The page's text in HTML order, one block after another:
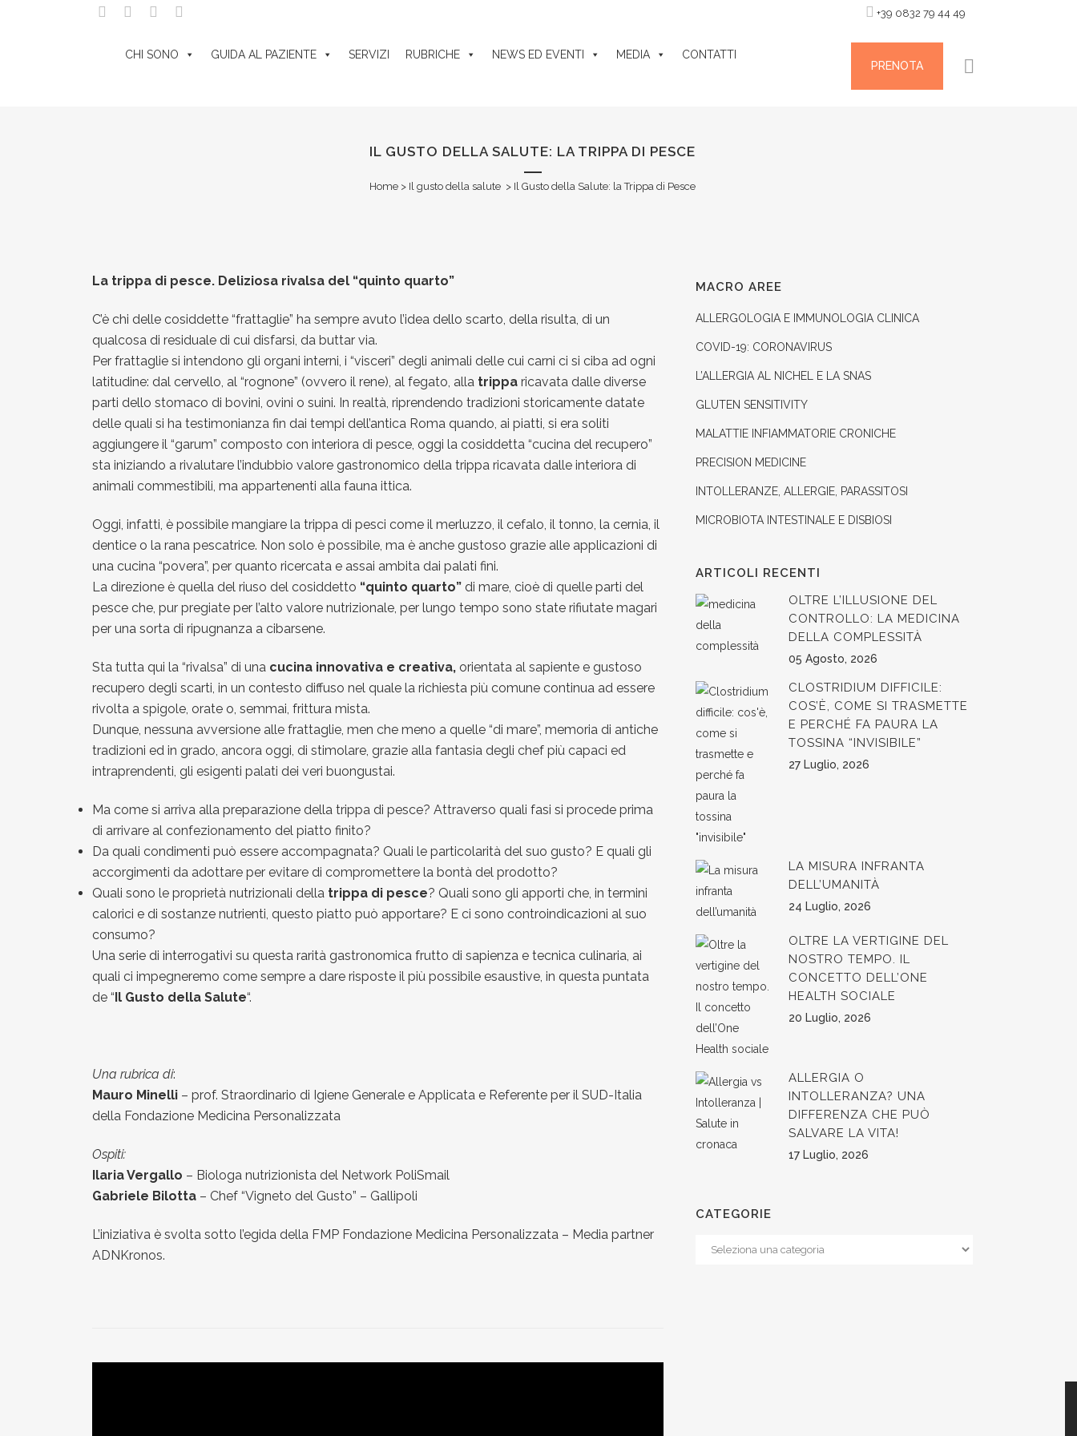
+39 0832 79 44 49
PRENOTA
CHI SONO GUIDA AL PAZIENTE SERVIZI RUBRICHE NEWS ED EVENTI MEDIA CONTATTI
IL GUSTO DELLA SALUTE: LA TRIPPA DI PESCE
Home > Il gusto della salute > Il Gusto della Salute: la Trippa di Pesce
Posted at 13:07hinIl gusto della salute ,in evidenza byadmin
La trippa di pesce. Deliziosa rivalsa del “quinto quarto”
C’è chi delle cosiddette “frattaglie” ha sempre avuto l’idea dello scarto, della risulta, di un
qualcosa di residuale di cui disfarsi, da buttar via.
Per frattaglie si intendono gli organi interni, i “visceri” degli animali delle cui carni ci si ciba ad ogni
latitudine: dal cervello, al “rognone” (ovvero il rene), al fegato, allatripparicavata dalle diverse
parti dello stomaco di bovini, ovini o suini. In realtà, riprendendo tradizioni storicamente datate
delle quali si ha testimonianza fin dai tempi dell’antica Roma quando, ai piatti, si era soliti
aggiungere il “garum” composto con interiora di pesce, oggi la cosiddetta “cucina del recupero”
sta iniziando a rivalutare l’indubbio valore gastronomico della trippa ricavata dalle interiora di
animali commestibili, ma appartenenti alla fauna ittica.
Oggi, infatti, è possibile mangiare la trippa di pesci come il merluzzo, il cefalo, il tonno, la cernia, il
dentice o la rana pescatrice. Non solo è possibile, ma è anche gustoso grazie alle applicazioni di
una cucina “povera”, per quanto ricercata e assai ambita dai palati fini.
La direzione è quella del riuso del cosiddetto “quinto quarto”di mare, cioè di quelle parti del
pesce che, pur pregiate per l’alto valore nutrizionale, per lungo tempo sono state rifiutate magari
per una sorta di ripugnanza a cibarsene.
Sta tutta qui la “rivalsa” di una cucina innovativa e creativa,orientata al sapiente e gustoso
recupero degli scarti, in un contesto diffuso nel quale la richiesta più comune continua ad essere
rivolta a spigole, orate o, semmai, frittura mista.
Dunque, nessuna avversione alle frattaglie, men che meno a quelle “di mare”, memoria di antiche
tradizioni ed in grado, ancora oggi, di stimolare, grazie alla fantasia degli chef più capaci ed
intraprendenti, gli esigenti palati dei veri buongustai.
Ma come si arriva alla preparazione della trippa di pesce? Attraverso quali fasi si procede prima
di arrivare al confezionamento del piatto finito?
Da quali condimenti può essere accompagnata? Quali le particolarità del suo gusto? E quali gli
accorgimenti da adottare per evitare di compromettere la bontà del prodotto?
Quali sono le proprietà nutrizionali dellatrippa di pesce? Quali sono gli apporti che, in termini
calorici e di sostanze nutrienti, questo piatto può apportare? E ci sono controindicazioni al suo
consumo?
Una serie di interrogativi su questa rarità gastronomica frutto di sapienza e tecnica culinaria, ai
quali ci impegneremo come sempre a dare risposte il più possibile esaustive, in questa puntata
de “Il Gusto della Salute“.
Una rubrica di:
Mauro Minelli– prof. Straordinario di Igiene Generale e Applicata e Referente per il SUD-Italia
della Fondazione Medicina Personalizzata
Ospiti:
Ilaria Vergallo – Biologa nutrizionista del Network PoliSmail
Gabriele Bilotta– Chef “Vigneto del Gusto” – Gallipoli
L’iniziativa è svolta sotto l’egida della FMP Fondazione Medicina Personalizzata – Media partner
ADNKronos.
MACRO AREE
ALLERGOLOGIA E IMMUNOLOGIA CLINICA
COVID-19: CORONAVIRUS
L’ALLERGIA AL NICHEL E LA SNAS
GLUTEN SENSITIVITY
MALATTIE INFIAMMATORIE CRONICHE
PRECISION MEDICINE
INTOLLERANZE, ALLERGIE, PARASSITOSI
MICROBIOTA INTESTINALE E DISBIOSI
ARTICOLI RECENTI
OLTRE L’ILLUSIONE DEL
CONTROLLO: LA MEDICINA
DELLA COMPLESSITÀ
05 Agosto, 2026
CLOSTRIDIUM DIFFICILE:
COS’È, COME SI TRASMETTE
E PERCHÉ FA PAURA LA
TOSSINA “INVISIBILE”
27 Luglio, 2026
LA MISURA INFRANTA
DELL’UMANITÀ
24 Luglio, 2026
OLTRE LA VERTIGINE DEL
NOSTRO TEMPO. IL
CONCETTO DELL’ONE
HEALTH SOCIALE
20 Luglio, 2026
ALLERGIA O
INTOLLERANZA? UNA
DIFFERENZA CHE PUÒ
SALVARE LA VITA!
17 Luglio, 2026
CATEGORIE
8 agosto a mercoledì 26 agosto.